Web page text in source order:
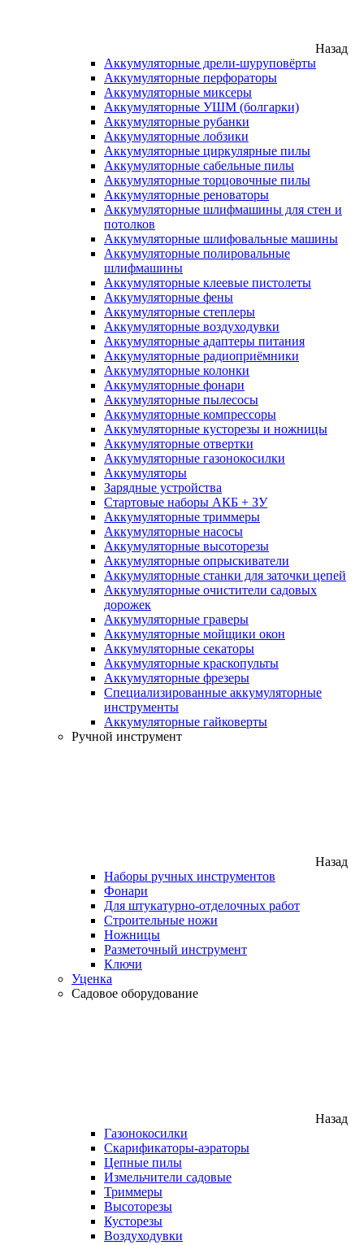
Назад
Аккумуляторные дрели-шуруповёрты
Аккумуляторные перфораторы
Аккумуляторные миксеры
Аккумуляторные УШМ (болгарки)
Аккумуляторные рубанки
Аккумуляторные лобзики
Аккумуляторные циркулярные пилы
Аккумуляторные сабельные пилы
Аккумуляторные торцовочные пилы
Аккумуляторные реноваторы
Аккумуляторные шлифмашины для стен и
потолков
Аккумуляторные шлифовальные машины
Аккумуляторные полировальные
шлифмашины
Аккумуляторные клеевые пистолеты
Аккумуляторные фены
Аккумуляторные степлеры
Аккумуляторные воздуходувки
Аккумуляторные адаптеры питания
Аккумуляторные радиоприёмники
Аккумуляторные колонки
Аккумуляторные фонари
Аккумуляторные пылесосы
Аккумуляторные компрессоры
Аккумуляторные кусторезы и ножницы
Аккумуляторные отвертки
Аккумуляторные газонокосилки
Аккумуляторы
Зарядные устройства
Стартовые наборы АКБ + ЗУ
Аккумуляторные триммеры
Аккумуляторные насосы
Аккумуляторные высоторезы
Аккумуляторные опрыскиватели
Аккумуляторные станки для заточки цепей
Аккумуляторные очистители садовых
дорожек
Аккумуляторные граверы
Аккумуляторные мойщики окон
Аккумуляторные секаторы
Аккумуляторные краскопульты
Аккумуляторные фрезеры
Специализированные аккумуляторные
инструменты
Аккумуляторные гайковерты
Ручной инструмент
Назад
Наборы ручных инструментов
Фонари
Для штукатурно-отделочных работ
Строительные ножи
Ножницы
Разметочный инструмент
Ключи
Уценка
Садовое оборудование
Назад
Газонокосилки
Скарификаторы-аэраторы
Цепные пилы
Измельчители садовые
Триммеры
Высоторезы
Кусторезы
Воздуходувки